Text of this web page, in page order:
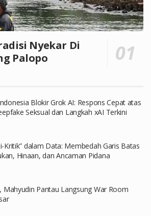
Nyekar Di
Palopo
Blokir Grok AI: Respons Cepat atas
Seksual dan Langkah xAI Terkini
Kritik” dalam Data: Membedah Garis Batas
Hinaan, dan Ancaman Pidana
Mahyudin Pantau Langsung War Room